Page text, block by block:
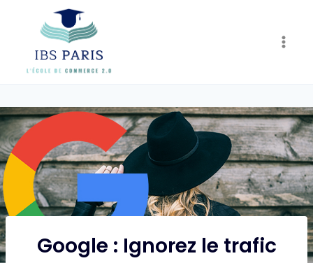
content
Google : Ignorez le trafic